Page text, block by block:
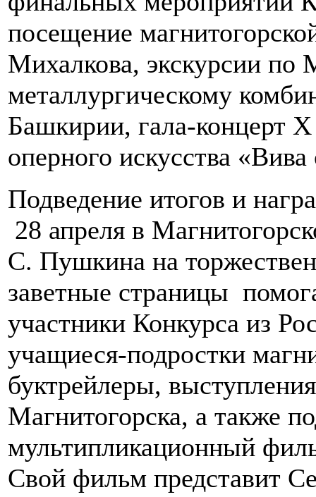
посещение
Михалкова, экскурсии по
металлургическому
Башкирии, гала-концерт
оперного искусства
Подведение итогов и
28 апреля в
С. Пушкина на
заветные страницы
участники Конкурса из
учащиеся-подростки
буктрейлеры,
Магнитогорска, а также
мультипликационный
Свой фильм представит